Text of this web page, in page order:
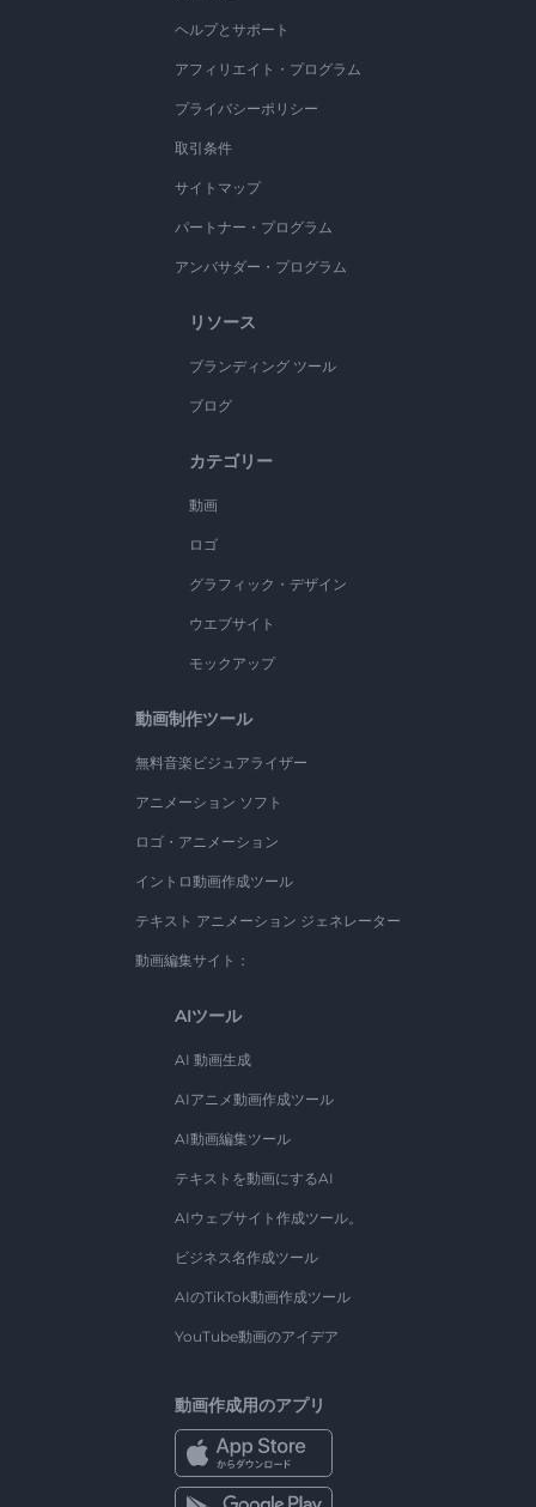
ヘルプとサポート
アフィリエイト・プログラム
プライバシーポリシー
取引条件
サイトマップ
パートナー・プログラム
アンバサダー・プログラム
リソース
ブランディング ツール
ブログ
カテゴリー
動画
ロゴ
グラフィック・デザイン
ウエブサイト
モックアップ
動画制作ツール
無料音楽ビジュアライザー
アニメーション ソフト
ロゴ・アニメーション
イントロ動画作成ツール
テキスト アニメーション ジェネレーター
動画編集サイト：
AIツール
AI 動画生成
AIアニメ動画作成ツール
AI動画編集ツール
テキストを動画にするAI
AIウェブサイト作成ツール。
ビジネス名作成ツール
AIのTikTok動画作成ツール
YouTube動画のアイデア
動画作成用のアプリ